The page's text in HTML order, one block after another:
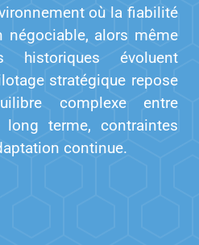
où la fiabilité
négociable, alors même
évoluent
stratégique repose
complexe entre
long terme, contraintes
continue.